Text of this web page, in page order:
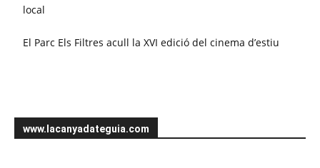
local
El Parc Els Filtres acull la XVI edició del cinema d’estiu
www.lacanyadateguia.com